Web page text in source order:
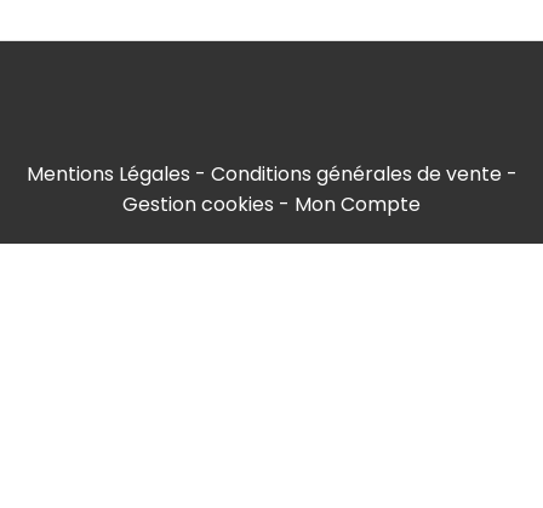
Mentions Légales
Conditions générales de vente
Gestion cookies
Mon Compte